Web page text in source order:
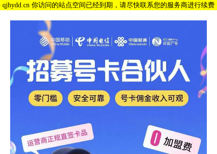
qjhydd.cn 你访问的站点空间已经到期，请尽快联系您的服务商进行续费